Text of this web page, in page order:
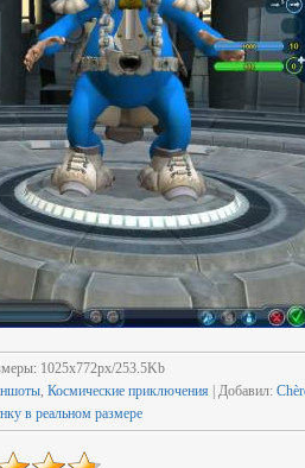
: 1025x772px/253.5Kb
, Космические приключения Добавил:
в реальном размере